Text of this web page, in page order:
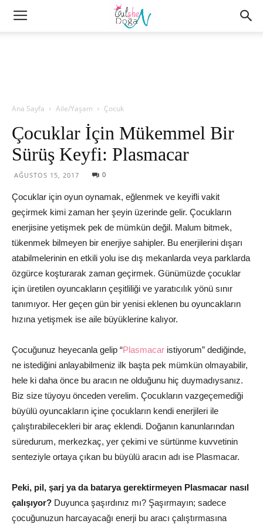
Ana Sayfa Aile/Yaşam Çocuk
Çocuklar İçin Mükemmel Bir
Sürüş Keyfi: Plasmacar
AĞUSTOS 15, 2017 0
Çocuklar için oyun oynamak, eğlenmek ve keyifli vakit
geçirmek kimi zaman her şeyin üzerinde gelir. Çocukların
enerjisine yetişmek pek de mümkün değil. Malum bitmek,
tükenmek bilmeyen bir enerjiye sahipler. Bu enerjilerini dışarı
atabilmelerinin en etkili yolu ise dış mekanlarda veya parklarda
özgürce koşturarak zaman geçirmek. Günümüzde çocuklar
için üretilen oyuncakların çeşitliliği ve yaratıcılık yönü sınır
tanımıyor. Her geçen gün bir yenisi eklenen bu oyuncakların
hızına yetişmek ise aile büyüklerine kalıyor.
Çocuğunuz heyecanla gelip “Plasmacar istiyorum” dediğinde,
ne istediğini anlayabilmeniz ilk başta pek mümkün olmayabilir,
hele ki daha önce bu aracın ne olduğunu hiç duymadıysanız.
Biz size tüyoyu önceden verelim. Çocukların vazgeçemediği
büyülü oyuncakların içine çocukların kendi enerjileri ile
çalıştırabilecekleri bir araç eklendi. Doğanın kanunlarından
süredurum, merkezkaç, yer çekimi ve sürtünme kuvvetinin
senteziyle ortaya çıkan bu büyülü aracın adı ise Plasmacar.
Peki, pil, şarj ya da batarya gerektirmeyen Plasmacar nasıl
çalışıyor? Duyunca şaşırdınız mı? Şaşırmayın; sadece
çocuğunuzun harcayacağı enerji bu aracı çalıştırmasına